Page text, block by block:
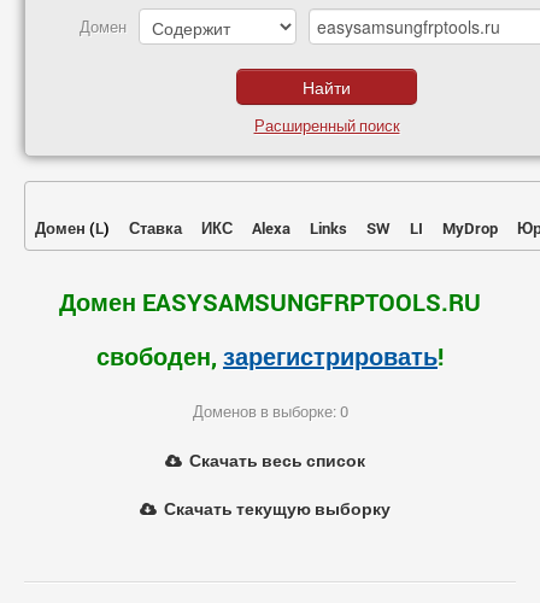
Домен
Расширенный поиск
Домен (L) Ставка ИКС Alexa Links SW LI MyDrop
Домен EASYSAMSUNGFRPTOOLS.RU
свободен, зарегистрировать!
Доменов в выборке: 0
Скачать весь список
Скачать текущую выборку